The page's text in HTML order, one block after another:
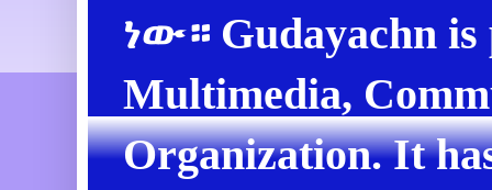
ነው። Gudayachn is
Multimedia,
Organization. It